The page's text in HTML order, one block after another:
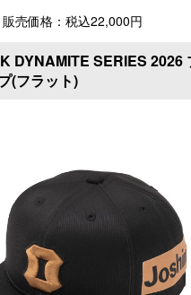
販売価格：税込22,000円
DYNAMITE SERIES 2026
(フラット)